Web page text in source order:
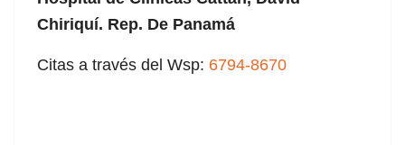
Chiriquí. Rep. De Panamá
Citas a través del Wsp: 6794-8670